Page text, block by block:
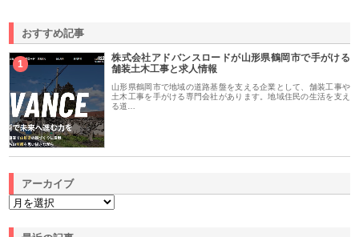
おすすめ記事
1
株式会社アドバンスロードが山形県鶴岡市で手がける
舗装土木工事と求人情報
山形県鶴岡市で地域の道路基盤を支える企業として、舗装工事や
土木工事を手がける専門会社があります。地域住民の生活を支え
る道…
アーカイブ